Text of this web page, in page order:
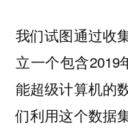
我们试图通过收
立一个包含2019
能超级计算机的
们利用这个数据